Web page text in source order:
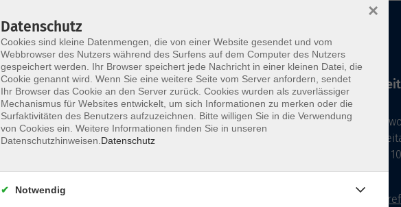
Volkshochschule Münster
Aegidiistraße 70
48143 Münster
vhs@stadt-muenster.de
Lage im Stadtplan
Montag,
Dienstag,
Donnerstag:
Uhr)
vhs-
Datenschutz
Cookies sind kleine Datenmengen, die von einer Website gesendet und vom
Webbrowser des Nutzers während des Surfens auf dem Computer des Nutzers
gespeichert werden. Ihr Browser speichert jede Nachricht in einer kleinen Datei, die
Cookie genannt wird. Wenn Sie eine weitere Seite vom Server anfordern, sendet
Ihr Browser das Cookie an den Server zurück. Cookies wurden als zuverlässiger
Mechanismus für Websites entwickelt, um sich Informationen zu merken oder die
Surfaktivitäten des Benutzers aufzuzeichnen. Bitte willigen Sie in die Verwendung
von Cookies ein. Weitere Informationen finden Sie in unseren
Datenschutzhinweisen. Datenschutz
×
Notwendig